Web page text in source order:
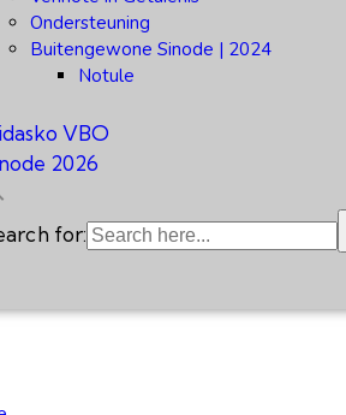
Ondersteuning
Buitengewone Sinode | 2024
Notule
VBO
2026
for: